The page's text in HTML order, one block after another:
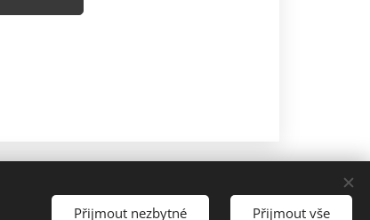
Přijmout nezbytné Přijmout vše